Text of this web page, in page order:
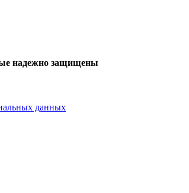
надежно защищены
данных